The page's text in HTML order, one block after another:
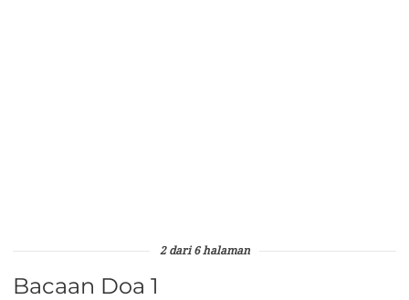
2 dari 6 halaman
Bacaan Doa 1